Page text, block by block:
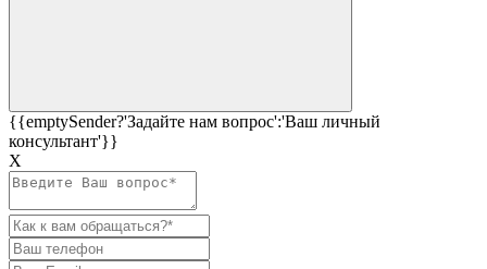
{{emptySender?'Задайте нам вопрос':'Ваш личный
консультант'}}
Х